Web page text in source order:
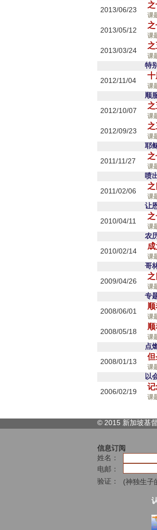
2013/06/23
课
2013/05/12
课
2013/03/24
课
特
2012/11/04
十
课
顺
2012/10/07
课
2012/09/23
课
耶
2011/11/27
课
喷
2011/02/06
课
让
2010/04/11
课
农
2010/02/14
课
哥
2009/04/26
课
专
2008/06/01
课
2008/05/18
课
点
2008/01/13
但
课
以
2006/02/19
记
课
© 2015 新加坡基
信息订阅
姓名：
电邮：
验证：
(神独生子